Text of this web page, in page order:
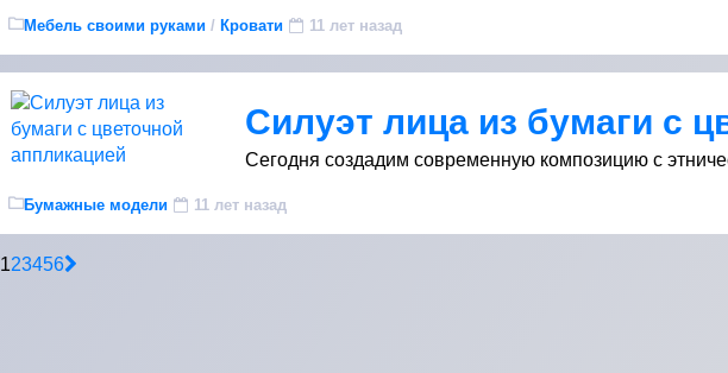
Мебель своими руками / Кровати 11 лет назад
Сегодня создадим современную композицию с
Бумажные модели 11 лет назад
123456